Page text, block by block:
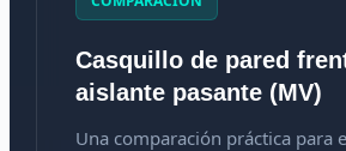
Casquillo de pared
aislante pasante (MV)
Una comparación práctica para